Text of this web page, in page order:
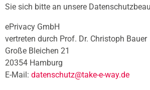
Sie sich bitte an unsere
ePrivacy GmbH
vertreten durch Prof. Dr. Christoph Bauer
Große Bleichen 21
20354 Hamburg
E-Mail: datenschutz@take-e-way.de